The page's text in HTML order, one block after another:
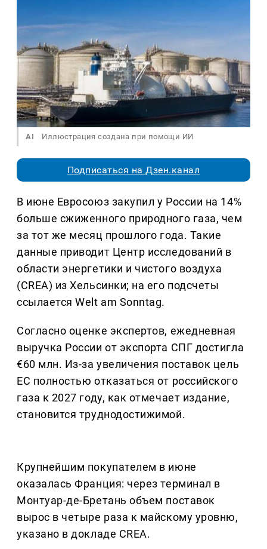
AI Иллюстрация создана при помощи ИИ
Подписаться на Дзен.канал
В июне Евросоюз закупил у России на 14%
больше сжиженного природного газа, чем
за тот же месяц прошлого года. Такие
данные приводит Центр исследований в
области энергетики и чистого воздуха
(CREA) из Хельсинки; на его подсчеты
ссылается Welt am Sonntag.
Согласно оценке экспертов, ежедневная
выручка России от экспорта СПГ достигла
€60 млн. Из-за увеличения поставок цель
ЕС полностью отказаться от российского
газа к 2027 году, как отмечает издание,
становится труднодостижимой.
Крупнейшим покупателем в июне
оказалась Франция: через терминал в
Монтуар-де-Бретань объем поставок
вырос в четыре раза к майскому уровню,
указано в докладе CREA.